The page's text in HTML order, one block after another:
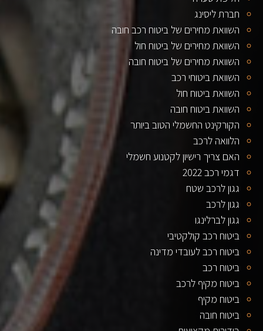
חברת ליסינג
השוואת מחירים של ביטוח רכב חובה
השוואת מחירים של ביטוח חול
השוואת מחירים של ביטוח חובה
השוואת ביטוחי רכב
השוואת ביטוח חול
השוואת ביטוח חובה
הקורקינט החשמלי הטוב ביותר
הלוואה לרכב
האם צריך רישיון לקטנוע חשמלי
דגמי רכב 2022
גגון לרכב שטח
גגון לרכב
גגון לברלינגו
ביטוח רכב קולקטיבי
ביטוח רכב לעובדי מדינה
ביטוח רכב
ביטוח מקיף לרכב
ביטוח מקיף
ביטוח חובה